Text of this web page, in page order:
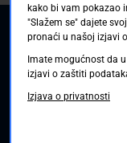
Način plaćanja
kako bi vam pokazao
"Slažem se" dajete
pronaći u našoj izjavi
Imate mogućnost da
izjavi o zaštiti
Izjava o privatnosti